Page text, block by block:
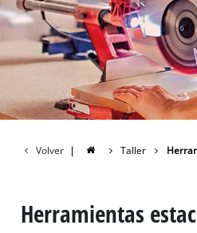
Volver | Taller
Herramientas